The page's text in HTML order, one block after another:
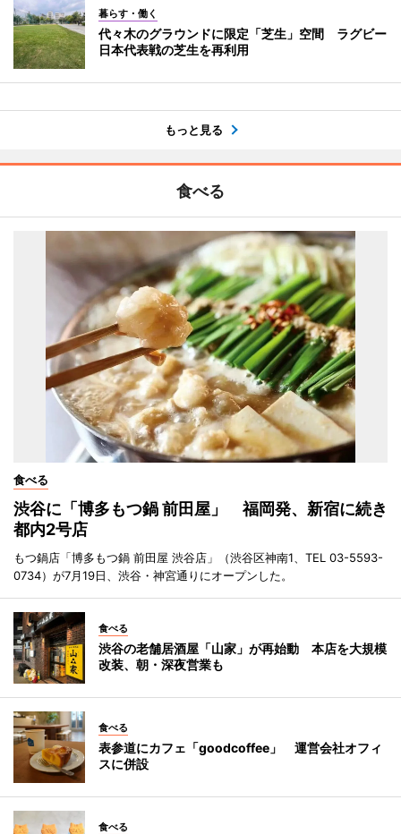
暮らす・働く
代々木のグラウンドに限定「芝生」空間 ラグビー
日本代表戦の芝生を再利用
もっと見る
食べる
食べる
渋谷に「博多もつ鍋 前田屋」 福岡発、新宿に続き
都内2号店
もつ鍋店「博多もつ鍋 前田屋 渋谷店」（渋谷区神南1、TEL 03-5593-
0734）が7月19日、渋谷・神宮通りにオープンした。
食べる
渋谷の老舗居酒屋「山家」が再始動 本店を大規模
改装、朝・深夜営業も
食べる
表参道にカフェ「goodcoffee」 運営会社オフィ
スに併設
食べる